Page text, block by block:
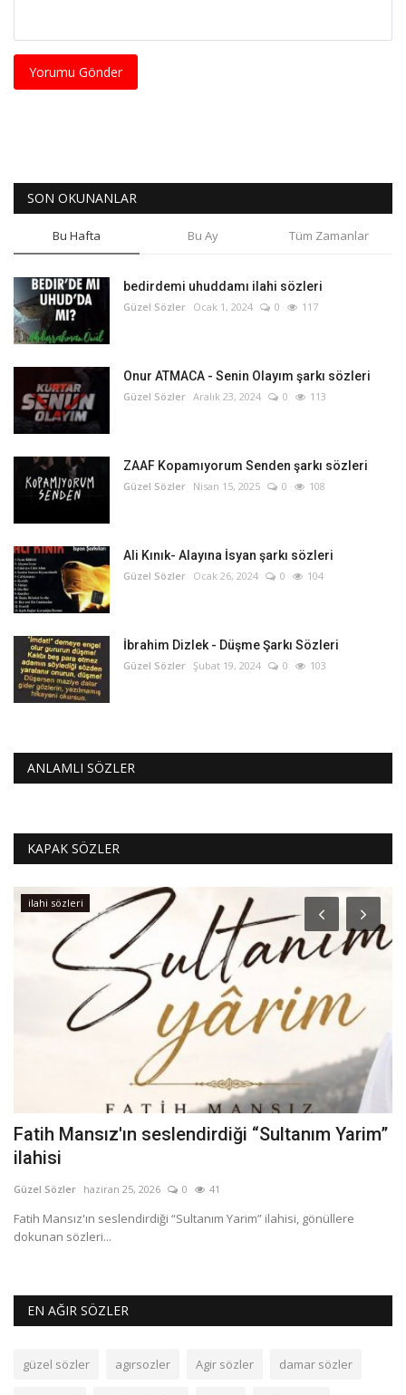
Yorumu Gönder
SON OKUNANLAR
Bu Hafta Bu Ay Tüm Zamanlar
bedirdemi uhuddamı ilahi sözleri
Güzel Sözler Ocak 1, 2024 0 117
Onur ATMACA - Senin Olayım şarkı sözleri
Güzel Sözler Aralık 23, 2024 0 113
ZAAF Kopamıyorum Senden şarkı sözleri
Güzel Sözler Nisan 15, 2025 0 108
Ali Kınık- Alayına İsyan şarkı sözleri
Güzel Sözler Ocak 26, 2024 0 104
İbrahim Dizlek - Düşme Şarkı Sözleri
Güzel Sözler Şubat 19, 2024 0 103
ANLAMLI SÖZLER
KAPAK SÖZLER
ilahi sözleri
Fatih Mansız'ın seslendirdiği “Sultanım Yarim”
ilahisi
Güzel Sözler haziran 25, 2026 0 41
Fatih Mansız'ın seslendirdiği “Sultanım Yarim” ilahisi, gönüllere
dokunan sözleri...
EN AĞIR SÖZLER
güzel sözler agırsozler Agir sözler damar sözler